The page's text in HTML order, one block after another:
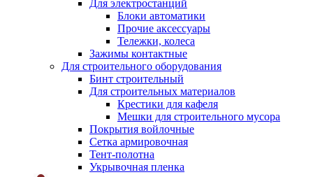
Для электростанций
Блоки автоматики
Прочие аксессуары
Тележки, колеса
Зажимы контактные
Для строительного оборудования
Бинт строительный
Для строительных материалов
Крестики для кафеля
Мешки для строительного мусора
Покрытия войлочные
Сетка армировочная
Тент-полотна
Укрывочная пленка